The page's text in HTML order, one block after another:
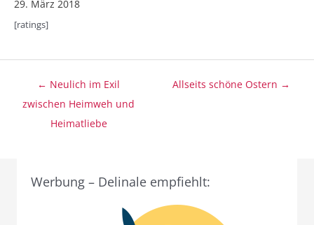
29. März 2018
[ratings]
Beitragsnavigation← Neulich im Exil
zwischen Heimweh und
Heimatliebe
Allseits schöne Ostern →
Werbung – Delinale empfiehlt: